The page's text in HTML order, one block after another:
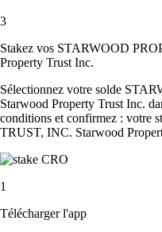
3
Stakez vos STARWOOD
Property Trust Inc.
Sélectionnez votre solde
Starwood Property Trust Inc.
conditions et confirmez : votre
TRUST, INC. Starwood
1
Télécharger l'app